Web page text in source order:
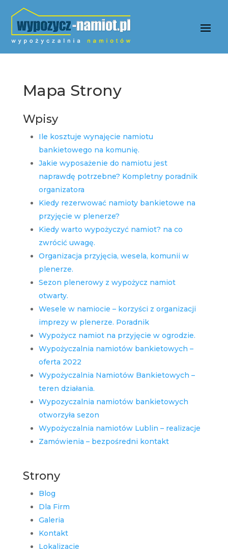
Mapa Strony
Wpisy
Ile kosztuje wynajęcie namiotu
bankietowego na komunię.
Jakie wyposażenie do namiotu jest
naprawdę potrzebne? Kompletny poradnik
organizatora
Kiedy rezerwować namioty bankietowe na
przyjęcie w plenerze?
Kiedy warto wypożyczyć namiot? na co
zwrócić uwagę.
Organizacja przyjęcia, wesela, komunii w
plenerze.
Sezon plenerowy z wypożycz namiot
otwarty.
Wesele w namiocie – korzyści z organizacji
imprezy w plenerze. Poradnik
Wypożycz namiot na przyjęcie w ogrodzie.
Wypożyczalnia namiotów bankietowych –
oferta 2022
Wypożyczalnia Namiotów Bankietowych –
teren działania.
Wypozyczalnia namiotów bankietowych
otworzyła sezon
Wypożyczalnia namiotów Lublin – realizacje
Zamówienia – bezpośredni kontakt
Strony
Blog
Dla Firm
Galeria
Kontakt
Lokalizacje